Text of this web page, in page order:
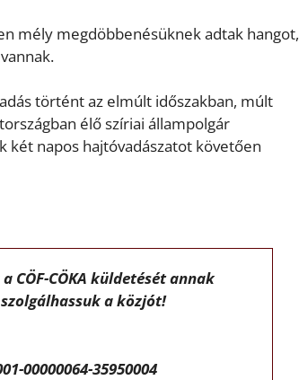
mély megdöbbenésüknek adtak hangot,
történt az elmúlt időszakban, múlt
élő szíriai állampolgár
napos hajtóvadászatot követően
CÖKA küldetését annak
a közjót!
00000064-35950004